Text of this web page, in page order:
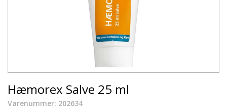
Hæmorex Salve 25 ml
Varenummer: 202634